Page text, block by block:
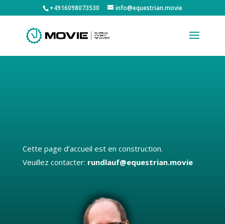
+4916098073530 info@equestrian.movie
Cette page d’accueil est en construction.
Veuillez contacter: rundlauf@equestrian.movie